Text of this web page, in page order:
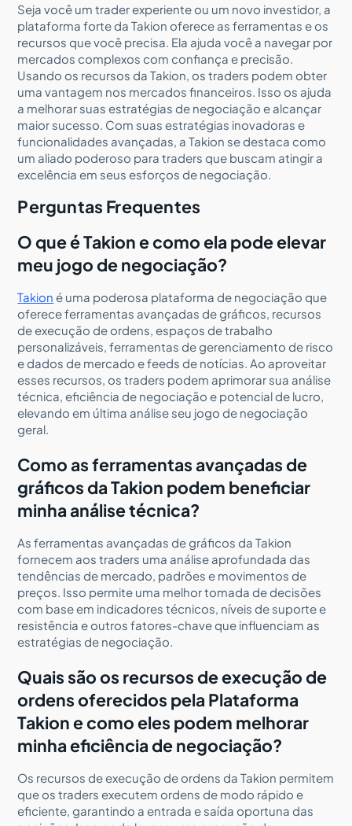
Seja você um trader experiente ou um novo investidor, a
plataforma forte da Takion oferece as ferramentas e os
recursos que você precisa. Ela ajuda você a navegar por
mercados complexos com confiança e precisão.
Usando os recursos da Takion, os traders podem obter
uma vantagem nos mercados financeiros. Isso os ajuda
a melhorar suas estratégias de negociação e alcançar
maior sucesso. Com suas estratégias inovadoras e
funcionalidades avançadas, a Takion se destaca como
um aliado poderoso para traders que buscam atingir a
excelência em seus esforços de negociação.
Perguntas Frequentes
O que é Takion e como ela pode elevar
meu jogo de negociação?
Takion é uma poderosa plataforma de negociação que
oferece ferramentas avançadas de gráficos, recursos
de execução de ordens, espaços de trabalho
personalizáveis, ferramentas de gerenciamento de risco
e dados de mercado e feeds de notícias. Ao aproveitar
esses recursos, os traders podem aprimorar sua análise
técnica, eficiência de negociação e potencial de lucro,
elevando em última análise seu jogo de negociação
geral.
Como as ferramentas avançadas de
gráficos da Takion podem beneficiar
minha análise técnica?
As ferramentas avançadas de gráficos da Takion
fornecem aos traders uma análise aprofundada das
tendências de mercado, padrões e movimentos de
preços. Isso permite uma melhor tomada de decisões
com base em indicadores técnicos, níveis de suporte e
resistência e outros fatores-chave que influenciam as
estratégias de negociação.
Quais são os recursos de execução de
ordens oferecidos pela Plataforma
Takion e como eles podem melhorar
minha eficiência de negociação?
Os recursos de execução de ordens da Takion permitem
que os traders executem ordens de modo rápido e
eficiente, garantindo a entrada e saída oportuna das